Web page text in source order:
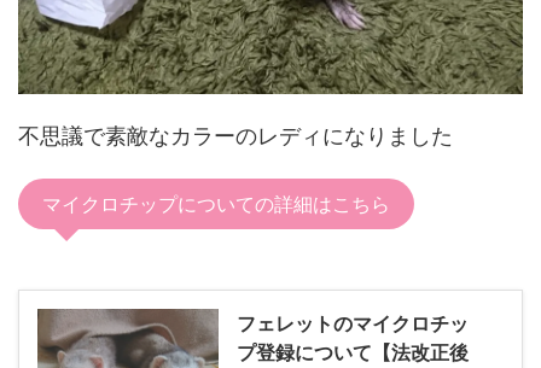
不思議で素敵なカラーのレディになりました
マイクロチップについての詳細はこちら
フェレットのマイクロチッ
プ登録について【法改正後